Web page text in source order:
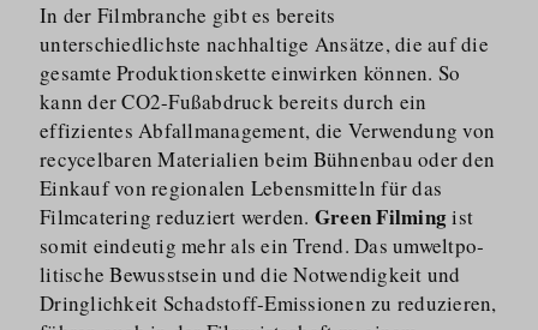
In der Filmbranche gibt es bereits
unterschiedlichste nachhaltige Ansätze, die auf die
gesamte Produkti­onskette einwirken können. So
kann der CO2-Fußabdruck bereits durch ein
effizientes Abfallma­nagement, die Verwendung von
recycelbaren Materialien beim Bühnenbau oder den
Einkauf von regionalen Lebensmitteln für das
Filmcatering reduziert werden. Green Filmingist
somit eindeutig mehr als ein Trend. Das umweltpo­
litische Bewusstsein und die Notwendigkeit und
Dringlichkeit Schadstoff-Emissionen zu reduzieren,